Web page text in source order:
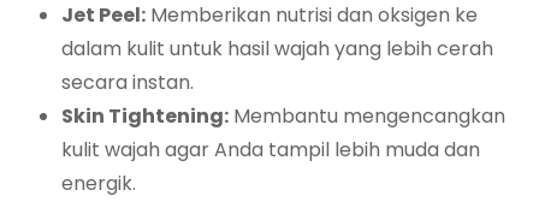
Jet Peel: Memberikan nutrisi dan oksigen ke
dalam kulit untuk hasil wajah yang lebih cerah
secara instan.
Skin Tightening: Membantu mengencangkan
kulit wajah agar Anda tampil lebih muda dan
energik.